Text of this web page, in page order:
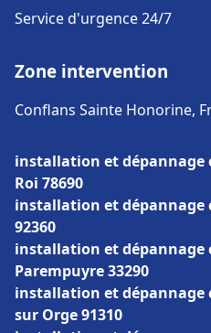
Service d'urgence 24/7
Zone intervention
Conflans Sainte Honorine,
installation et dépannage
Roi 78690
installation et dépannage
92360
installation et dépannage
Parempuyre 33290
installation et dépannage
sur Orge 91310